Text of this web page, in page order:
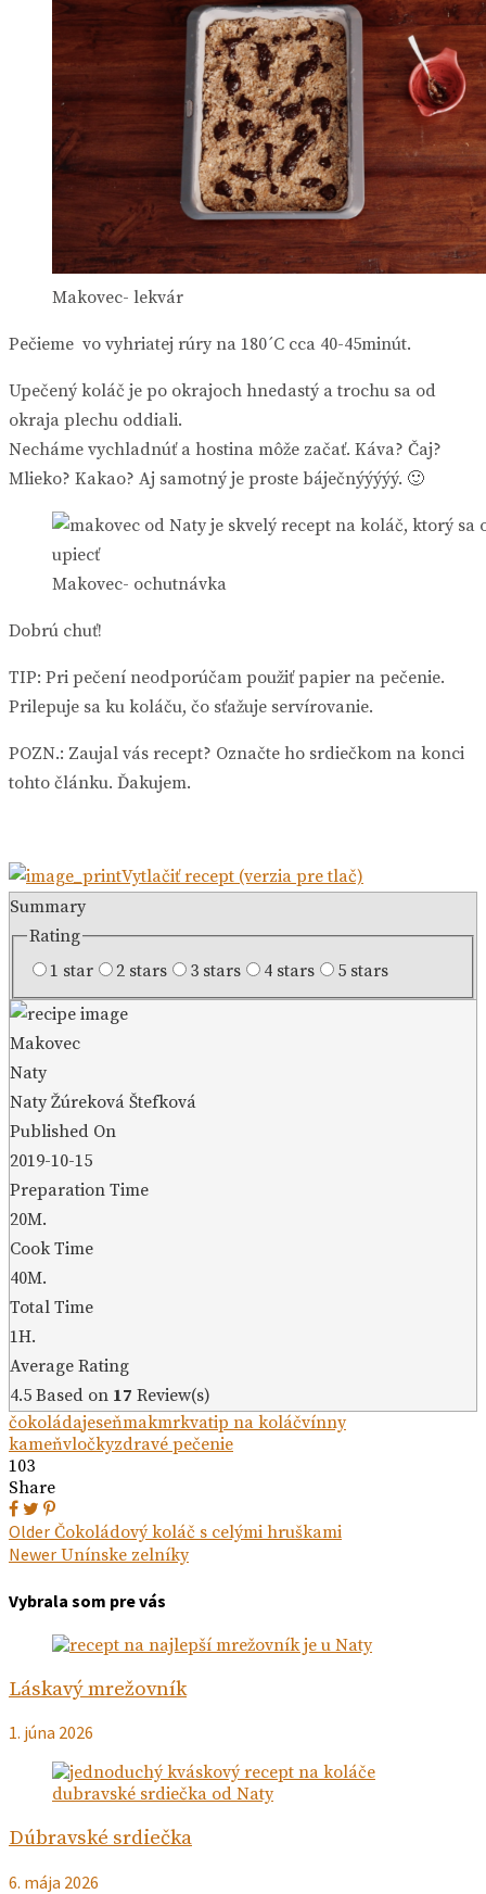
Makovec- lekvár
Pečieme vo vyhriatej rúry na 180´C cca 40-45minút.
Upečený koláč je po okrajoch hnedastý a trochu sa od
okraja plechu oddiali.
Necháme vychladnúť a hostina môže začať. Káva? Čaj?
Mlieko? Kakao? Aj samotný je proste báječnýýýýý. 🙂
Makovec- ochutnávka
Dobrú chuť!
TIP: Pri pečení neodporúčam použiť papier na pečenie.
Prilepuje sa ku koláču, čo sťažuje servírovanie.
POZN.: Zaujal vás recept? Označte ho srdiečkom na konci
tohto článku. Ďakujem.
Vytlačiť recept (verzia pre tlač)
Summary
Rating
1 star
2 stars 3 stars 4 stars 5 stars
Makovec
Naty
Naty Žúreková Štefková
Published On
2019-10-15
Preparation Time
20M.
Cook Time
40M.
Total Time
1H.
Average Rating
4.5 Based on 17 Review(s)
čokoládajeseňmakmrkvatip na koláčvínny
kameňvločkyzdravé pečenie
103
Share
Navigácia
v
článku
Older Next
post:
Čokoládový koláč s celými hruškami
Newer Previous
Unínske zelníky
Vybrala som pre vás
Láskavý mrežovník
1. júna 2026
Dúbravské srdiečka
6. mája 2026